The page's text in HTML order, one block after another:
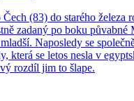
(83) do starého železa
zadaný po boku
Naposledy se
která se letos nesla v
rozdíl jim to šlape.